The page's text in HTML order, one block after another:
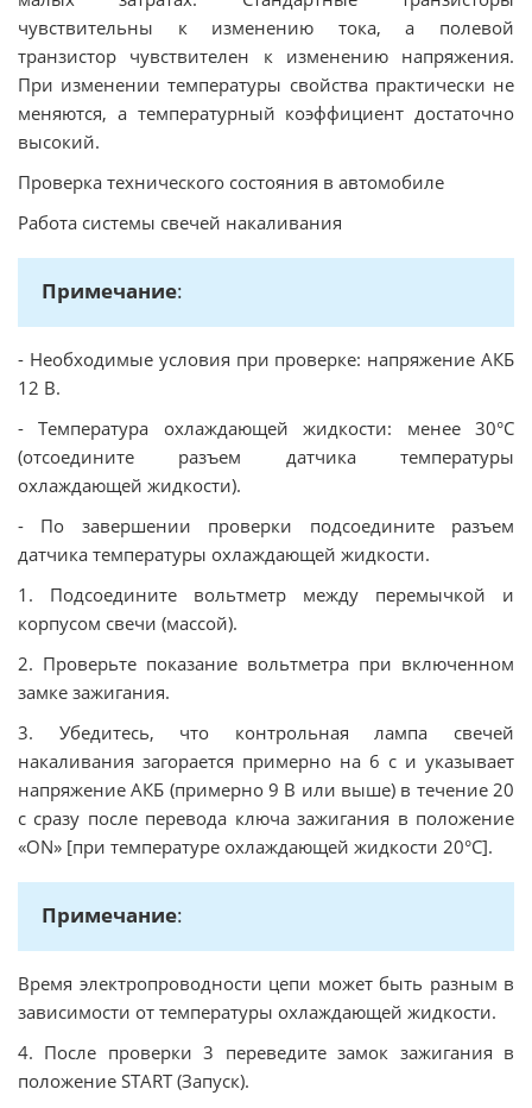
чувствительны к изменению тока, а полевой
транзистор чувствителен к изменению напряжения.
При изменении температуры свойства практически не
меняются, а температурный коэффициент достаточно
высокий.
Проверка технического состояния в автомобиле
Работа системы свечей накаливания
Примечание:
- Необходимые условия при проверке: напряжение АКБ
12 В.
- Температура охлаждающей жидкости: менее 30°C
(отсоедините разъем датчика температуры
охлаждающей жидкости).
- По завершении проверки подсоедините разъем
датчика температуры охлаждающей жидкости.
1. Подсоедините вольтметр между перемычкой и
корпусом свечи (массой).
2. Проверьте показание вольтметра при включенном
замке зажигания.
3. Убедитесь, что контрольная лампа свечей
накаливания загорается примерно на 6 с и указывает
напряжение АКБ (примерно 9 В или выше) в течение 20
с сразу после перевода ключа зажигания в положение
«ON» [при температуре охлаждающей жидкости 20°C].
Примечание:
Время электропроводности цепи может быть разным в
зависимости от температуры охлаждающей жидкости.
4. После проверки 3 переведите замок зажигания в
положение START (Запуск).